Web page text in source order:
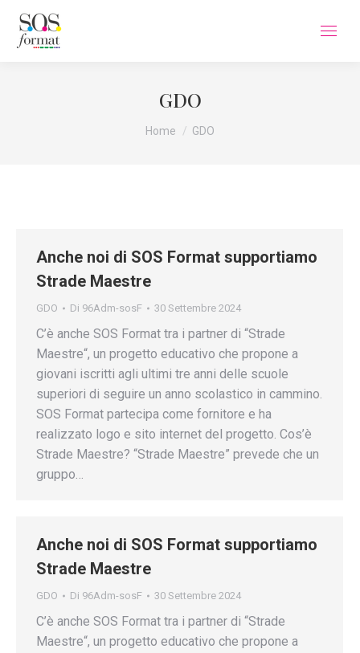
GDO
Tu sei qui:
Home GDO
Anche noi di SOS Format supportiamo
Strade Maestre
GDO Di 96Adm-sosF 30 Settembre 2024
C’è anche SOS Format tra i partner di “Strade
Maestre“, un progetto educativo che propone a
giovani iscritti agli ultimi tre anni delle scuole
superiori di seguire un anno scolastico in cammino.
SOS Format partecipa come fornitore e ha
realizzato logo e sito internet del progetto. Cos’è
Strade Maestre? “Strade Maestre” prevede che un
gruppo…
Anche noi di SOS Format supportiamo
Strade Maestre
GDO Di 96Adm-sosF 30 Settembre 2024
C’è anche SOS Format tra i partner di “Strade
Maestre“, un progetto educativo che propone a